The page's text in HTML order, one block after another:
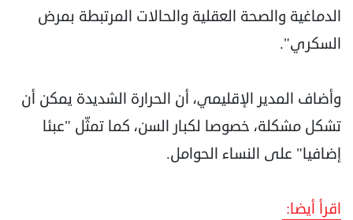
الدماغية والصحة العقلية والحالات المرتبطة بمرض
السكري".
وأضاف المدير الإقليمي، أن الحرارة الشديدة يمكن أن
تشكل مشكلة، خصوصا لكبار السن، كما تمثّل "عبئا
إضافيا" على النساء الحوامل.
اقرأ أيضا: